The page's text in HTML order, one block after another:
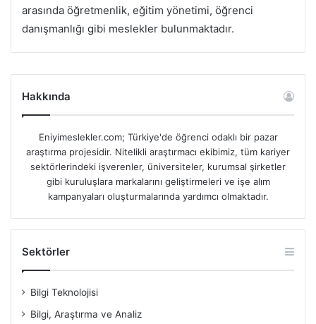
arasında öğretmenlik, eğitim yönetimi, öğrenci
danışmanlığı gibi meslekler bulunmaktadır.
Hakkında
Eniyimeslekler.com; Türkiye'de öğrenci odaklı bir pazar
araştırma projesidir. Nitelikli araştırmacı ekibimiz, tüm kariyer
sektörlerindeki işverenler, üniversiteler, kurumsal şirketler
gibi kuruluşlara markalarını geliştirmeleri ve işe alım
kampanyaları oluşturmalarında yardımcı olmaktadır.
Sektörler
Bilgi Teknolojisi
Bilgi, Araştırma ve Analiz